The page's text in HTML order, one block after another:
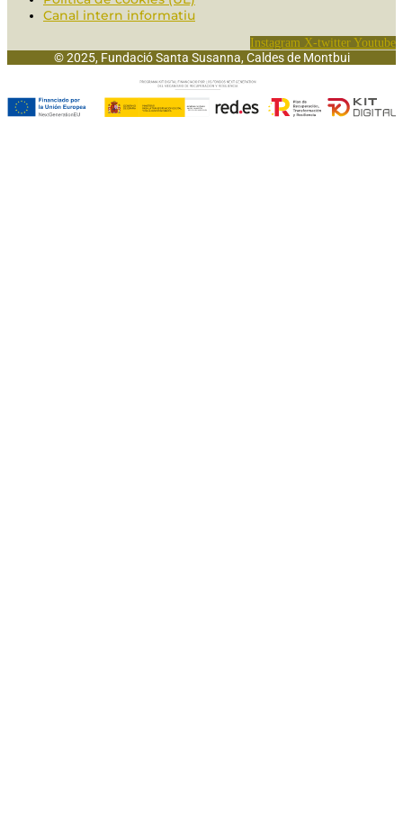
Canal intern informatiu
Instagram X-twitter Youtube
© 2025, Fundació Santa Susanna, Caldes de Montbui